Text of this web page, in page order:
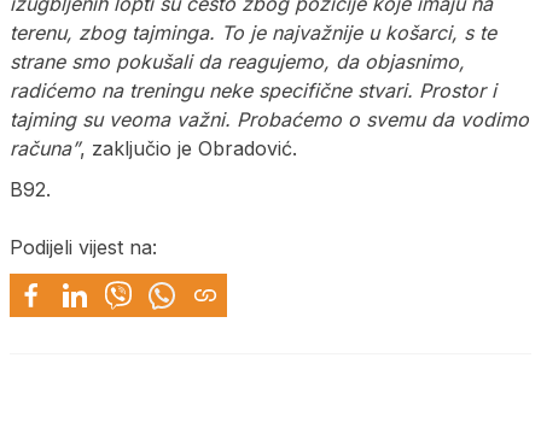
terenu, zbog tajminga. To je najvažnije u košarci, s te
strane smo pokušali da reagujemo, da objasnimo,
radićemo na treningu neke specifične stvari. Prostor i
tajming su veoma važni. Probaćemo o svemu da vodimo
računa”, zaključio je Obradović.
B92.
Podijeli vijest na: